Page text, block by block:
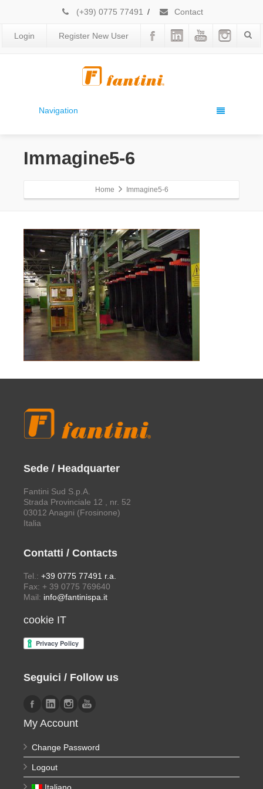
(+39) 0775 77491 / Contact
Login Register New User
Navigation
Immagine5-6
Home Immagine5-6
Sede / Headquarter
Fantini Sud S.p.A.
Strada Provinciale 12 , nr. 52
03012 Anagni (Frosinone)
Italia
Contatti / Contacts
Tel.: +39 0775 77491 r.a.
Fax: + 39 0775 769640
Mail: info@fantinispa.it
cookie IT
Seguici / Follow us
My Account
Change Password
Logout